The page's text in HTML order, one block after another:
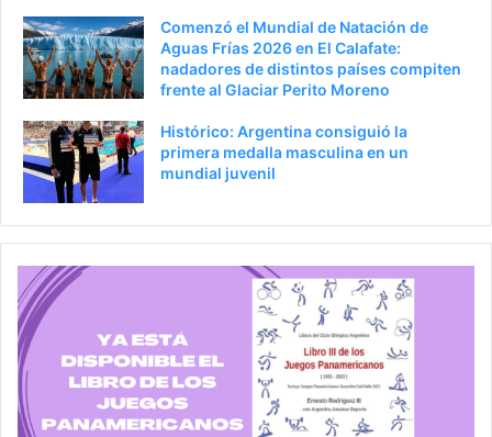
Comenzó el Mundial de Natación de
Aguas Frías 2026 en El Calafate:
nadadores de distintos países compiten
frente al Glaciar Perito Moreno
Histórico: Argentina consiguió la
primera medalla masculina en un
mundial juvenil